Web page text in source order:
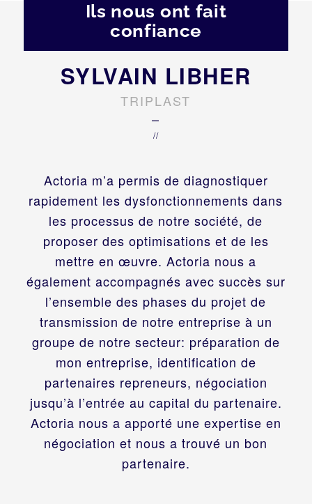
Ils nous ont fait
confiance
Actoria m’a permis de diagnostiquer
rapidement les dysfonctionnements dans
les processus de notre société, de
proposer des optimisations et de les
mettre en œuvre. Actoria nous a
également accompagnés avec succès sur
l’ensemble des phases du projet de
transmission de notre entreprise à un
groupe de notre secteur: préparation de
mon entreprise, identification de
partenaires repreneurs, négociation
jusqu’à l’entrée au capital du partenaire.
Actoria nous a apporté une expertise en
négociation et nous a trouvé un bon
partenaire.
SYLVAIN LIBHER
TRIPLAST
–
//